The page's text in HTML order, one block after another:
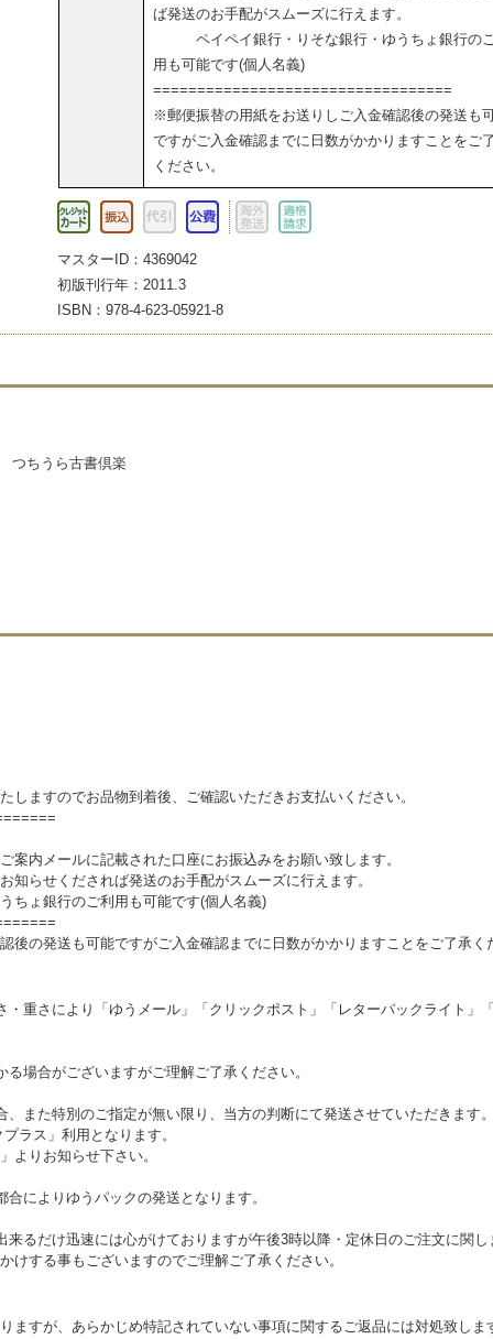
ば発送のお手配がスムーズに行えます。
ペイペイ銀行・りそな銀行・ゆうちょ銀行の
用も可能です(個人名義)
==================================
※郵便振替の用紙をお送りしご入金確認後の発送も
ですがご入金確認までに日数がかかりますことをご
ください。
マスターID：4369042
初版刊行年：2011.3
ISBN：978-4-623-05921-8
ちうら古書倶楽
すのでお品物到着後、ご確認いただきお支払いください。
メールに記載された口座にお振込みをお願い致します。
せくだされば発送のお手配がスムーズに行えます。
銀行のご利用も可能です(個人名義)
の発送も可能ですがご入金確認までに日数がかかりますことをご了承く
重さにより「ゆうメール」「クリックポスト」「レターパックライト」
場合がございますがご理解ご了承ください。
また特別のご指定が無い限り、当方の判断にて発送させていただきます
ラス」利用となります。
よりお知らせ下さい。
によりゆうパックの発送となります。
るだけ迅速には心がけておりますが午後3時以降・定休日のご注文に関
けする事もございますのでご理解ご了承ください。
ますが、あらかじめ特記されていない事項に関するご返品には対処致しま